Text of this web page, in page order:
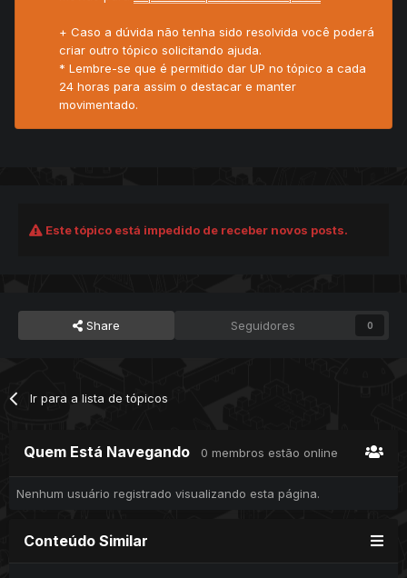
+ Caso a dúvida não tenha sido resolvida você poderá
criar outro tópico solicitando ajuda.
* Lembre-se que é permitido dar UP no tópico a cada
24 horas para assim o destacar e manter
movimentado.
Este tópico está impedido de receber novos posts.
Share Seguidores 0
Ir para a lista de tópicos
Quem Está Navegando 0 membros estão online
Nenhum usuário registrado visualizando esta página.
Conteúdo Similar